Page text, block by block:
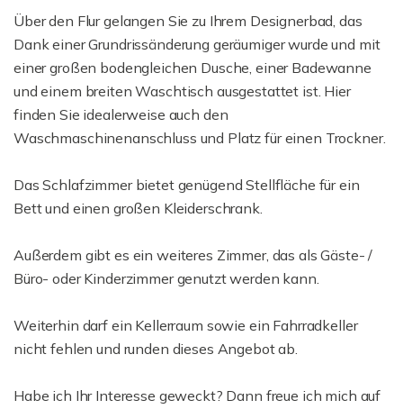
Über den Flur gelangen Sie zu Ihrem Designerbad, das
Dank einer Grundrissänderung geräumiger wurde und mit
einer großen bodengleichen Dusche, einer Badewanne
und einem breiten Waschtisch ausgestattet ist. Hier
finden Sie idealerweise auch den
Waschmaschinenanschluss und Platz für einen Trockner.
Das Schlafzimmer bietet genügend Stellfläche für ein
Bett und einen großen Kleiderschrank.
Außerdem gibt es ein weiteres Zimmer, das als Gäste- /
Büro- oder Kinderzimmer genutzt werden kann.
Weiterhin darf ein Kellerraum sowie ein Fahrradkeller
nicht fehlen und runden dieses Angebot ab.
Habe ich Ihr Interesse geweckt? Dann freue ich mich auf